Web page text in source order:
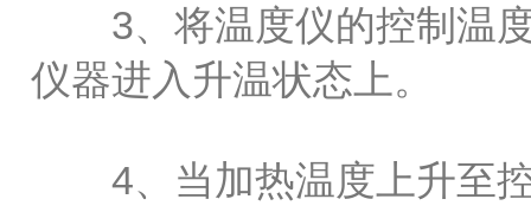
3、将温度仪的控制温度
仪器进入升温状态上。
4、当加热温度上升至控